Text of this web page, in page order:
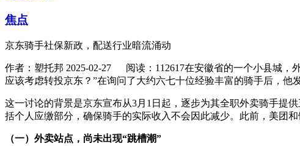
焦点
京东骑手社保新政，配送行业暗流涌动
作者：塑托邦 2025-02-27 阅读：112617在安徽省的一个小县城，
应该考虑转投京东？”在询问了大约六七十位经验丰富的骑手后，他
这一讨论的背景是京东宣布从3月1日起，逐步为其全职外卖骑手提
括个人应缴部分，确保骑手的实际收入不会因此减少。此前，美团
（一）外卖站点，尚未出现“跳槽潮”